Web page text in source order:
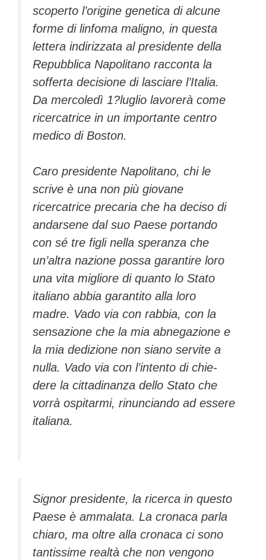
scoperto l’origi­ne genetica di alcune
forme di lin­foma maligno, in questa
lettera in­dirizzata al presidente della
Re­pubblica Napolitano racconta la
sofferta decisione di lasciare l’Ita­lia.
Da mercoledì 1?luglio lavorerà come
ricercatrice in un importan­te centro
medico di Boston.
Caro presidente Napolitano, chi le
scrive è una non più giovane
ricercatrice precaria che ha deciso di
andarsene dal suo Paese portando
con sé tre figli nella speranza che
un’altra nazione possa garantire loro
una vita migliore di quanto lo Stato
italiano abbia garantito al­la loro
madre. Vado via con rab­bia, con la
sensazione che la mia abnegazione e
la mia dedi­zione non siano servite a
nulla. Vado via con l’intento di chie­
dere la cittadinanza dello Stato che
vorrà ospitarmi, rinuncian­do ad essere
italiana.
Signor presidente, la ricerca in questo
Paese è ammalata. La cronaca parla
chiaro, ma oltre alla cronaca ci sono
tantissime realtà che non vengono